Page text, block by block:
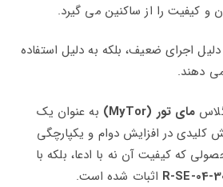
کیفیت را از ساکنین می‌ گیرد.
اجرای ضعیف، بلکه به دلیل استفاده
دهند.
مای‌ تور (MyTor)
به‌ عنوان یک
کلیدی در افزایش دوام و یکپارچگی
که کیفیت آن نه با ادعا، بلکه با
اثبات شده است.